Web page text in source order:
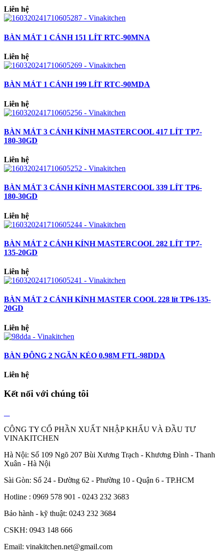
Liên hệ
BÀN MÁT 1 CÁNH 151 LÍT RTC-90MNA
Liên hệ
BÀN MÁT 1 CÁNH 199 LÍT RTC-90MDA
Liên hệ
BÀN MÁT 3 CÁNH KÍNH MASTERCOOL 417 LÍT TP7-
180-30GD
Liên hệ
BÀN MÁT 3 CÁNH KÍNH MASTERCOOL 339 LÍT TP6-
180-30GD
Liên hệ
BÀN MÁT 2 CÁNH KÍNH MASTERCOOL 282 LÍT TP7-
135-20GD
Liên hệ
BÀN MÁT 2 CÁNH KÍNH MASTER COOL 228 lít TP6-135-
20GD
Liên hệ
BÀN ĐÔNG 2 NGĂN KÉO 0.98M FTL-98DDA
Liên hệ
Kết nối với chúng tôi
CÔNG TY CỔ PHẦN XUẤT NHẬP KHẨU VÀ ĐẦU TƯ
VINAKITCHEN
Hà Nội: Số 109 Ngõ 207 Bùi Xương Trạch - Khương Đình - Thanh
Xuân - Hà Nội
Sài Gòn: Số 24 - Đường 62 - Phường 10 - Quận 6 - TP.HCM
Hotline : 0969 578 901 - 0243 232 3683
Bảo hành - kỹ thuật: 0243 232 3684
CSKH: 0943 148 666
Email: vinakitchen.net@gmail.com